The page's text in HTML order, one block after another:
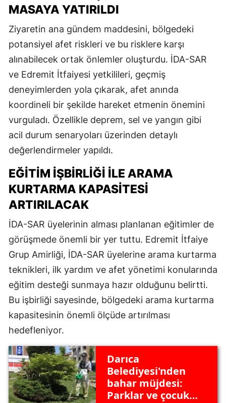
MASAYA YATIRILDI
Ziyaretin ana gündem maddesini, bölgedeki
potansiyel afet riskleri ve bu risklere karşı
alınabilecek ortak önlemler oluşturdu. İDA-SAR
ve Edremit İtfaiyesi yetkilileri, geçmiş
deneyimlerden yola çıkarak, afet anında
koordineli bir şekilde hareket etmenin önemini
vurguladı. Özellikle deprem, sel ve yangın gibi
acil durum senaryoları üzerinden detaylı
değerlendirmeler yapıldı.
EĞITIM İŞBIRLIĞI ILE ARAMA
KURTARMA KAPASITESI
ARTIRILACAK
İDA-SAR üyelerinin alması planlanan eğitimler de
görüşmede önemli bir yer tuttu. Edremit İtfaiye
Grup Amirliği, İDA-SAR üyelerine arama kurtarma
teknikleri, ilk yardım ve afet yönetimi konularında
eğitim desteği sunmaya hazır olduğunu belirtti.
Bu işbirliği sayesinde, bölgedeki arama kurtarma
kapasitesinin önemli ölçüde artırılması
hedefleniyor.
Darıca
Belediyesi'nden
bahar müjdesi:
Parklar ve çocuk